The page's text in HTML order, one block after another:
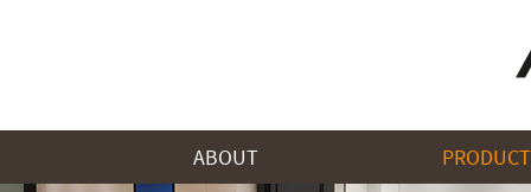
ABOUT PRODUCT